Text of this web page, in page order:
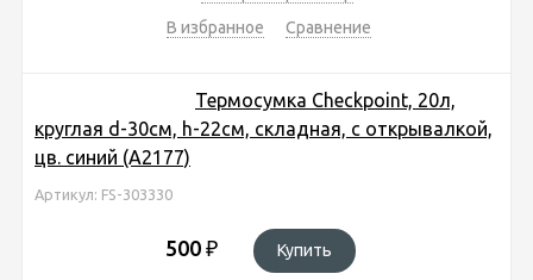
В избранное
Сравнение
Термосумка Checkpoint, 20л,
круглая d-30см, h-22см, складная, с открывалкой,
цв. синий (A2177)
Артикул: FS-303330
500 ₽
Купить